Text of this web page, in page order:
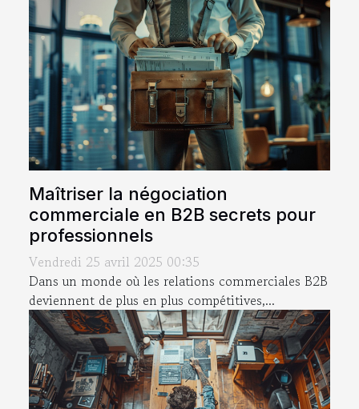
Maîtriser la négociation
commerciale en B2B secrets pour
professionnels
Vendredi 25 avril 2025 00:35
Dans un monde où les relations commerciales B2B
deviennent de plus en plus compétitives,...